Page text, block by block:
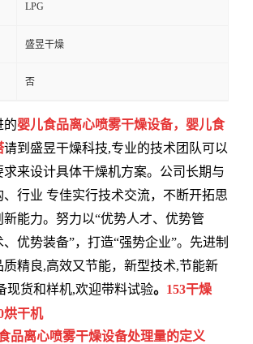
LPG
盛昱干燥
否
的婴儿食品离心喷雾干燥设备， 婴儿食
请到盛昱干燥科技,专业的技术团队可以
来设计具体干燥机方案。公司长期与
行业 专佳实行技术交流，不断开拓思
新能力。努力以“优势人才、优势管
优势装备”，打造“强势企业”。先进制
精良,高效又节能，新型技术,节能新
现货和样机,欢迎带料试验。 153干燥
烘干机
品离心喷雾干燥设备处理量的定义